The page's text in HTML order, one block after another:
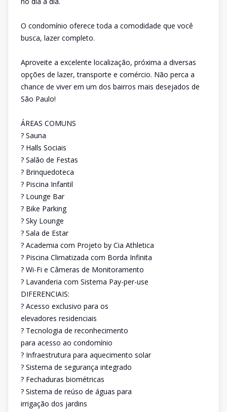
O condomínio oferece toda a comodidade que você
busca, lazer completo.
Aproveite a excelente localização, próxima a diversas
opções de lazer, transporte e comércio. Não perca a
chance de viver em um dos bairros mais desejados de
São Paulo!
ÁREAS COMUNS
? Sauna
? Halls Sociais
? Salão de Festas
? Brinquedoteca
? Piscina Infantil
? Lounge Bar
? Bike Parking
? Sky Lounge
? Sala de Estar
? Academia com Projeto by Cia Athletica
? Piscina Climatizada com Borda Infinita
? Wi-Fi e Câmeras de Monitoramento
? Lavanderia com Sistema Pay-per-use
DIFERENCIAIS:
? Acesso exclusivo para os
elevadores residenciais
? Tecnologia de reconhecimento
para acesso ao condomínio
? Infraestrutura para aquecimento solar
? Sistema de segurança integrado
? Fechaduras biométricas
? Sistema de reúso de águas para
irrigação dos jardins